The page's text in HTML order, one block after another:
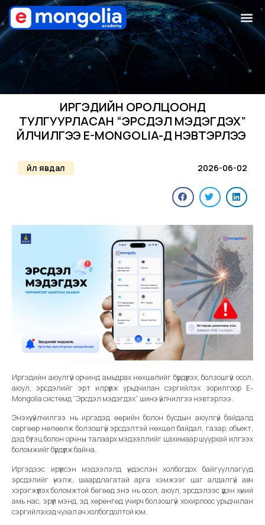
ИРГЭДИЙН ОРОЛЦООНД
ТУЛГУУРЛАСАН “ЭРСДЭЛ МЭДЭГДЭХ”
ҮЙЛЧИЛГЭЭ E-MONGOLIA-Д НЭВТЭРЛЭЭ
Үйл явдал 2026-06-02
Иргэдийн аюулгүй орчинд амьдрах нөхцөлийг бүрдүүлэх, болзошгүй осол,
аюул, эрсдэлийг эрт илрүүлж урьдчилан сэргийлэх зорилгоор E-
Mongolia системд “Эрсдэл мэдэгдэх” шинэ үйлчилгээ нэвтэрлээ.
Энэхүү үйлчилгээ нь иргэдэд өөрийн болон бусдын аюулгүй байдалд
сөргөөр нөлөөлж болзошгүй эрсдэлтэй нөхцөл байдал, газар, объект,
дэд бүтэц болон орчны талаарх мэдээллийг цахимаар шуурхай илгээх
боломжийг бүрдүүлж байна.
Иргэдээс ирүүлсэн мэдээлэлд үндэслэн холбогдох байгууллагууд
эрсдэлийг үнэлж, шаардлагатай арга хэмжээг цаг алдалгүй авч
хэрэгжүүлэх боломжтой бөгөөд энэ нь осол, аюул, эрсдэлээс үүдэн хүний
амь нас, эрүүл мэнд, эд хөрөнгөд учирч болзошгүй хохирлоос урьдчилан
сэргийлэхэд чухал ач холбогдолтой юм.